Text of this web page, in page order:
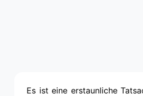
Es ist eine erstaunliche